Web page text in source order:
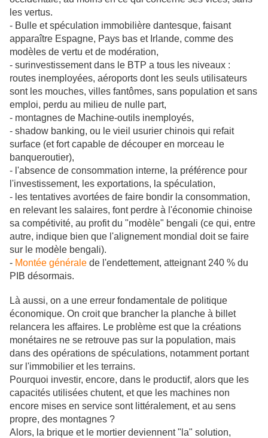
les vertus.
- Bulle et spéculation immobilière dantesque, faisant
apparaître Espagne, Pays bas et Irlande, comme des
modèles de vertu et de modération,
- surinvestissement dans le BTP a tous les niveaux :
routes inemployées, aéroports dont les seuls utilisateurs
sont les mouches, villes fantômes, sans population et sans
emploi, perdu au milieu de nulle part,
- montagnes de Machine-outils inemployés,
- shadow banking, ou le vieil usurier chinois qui refait
surface (et fort capable de découper en morceau le
banqueroutier),
- l'absence de consommation interne, la préférence pour
l'investissement, les exportations, la spéculation,
- les tentatives avortées de faire bondir la consommation,
en relevant les salaires, font perdre à l'économie chinoise
sa compétivité, au profit du "modèle" bengali (ce qui, entre
autre, indique bien que l'alignement mondial doit se faire
sur le modèle bengali).
- Montée générale de l'endettement, atteignant 240 % du
PIB désormais.
Là aussi, on a une erreur fondamentale de politique
économique. On croit que brancher la planche à billet
relancera les affaires. Le problème est que la créations
monétaires ne se retrouve pas sur la population, mais
dans des opérations de spéculations, notamment portant
sur l'immobilier et les terrains.
Pourquoi investir, encore, dans le productif, alors que les
capacités utilisées chutent, et que les machines non
encore mises en service sont littéralement, et au sens
propre, des montagnes ?
Alors, la brique et le mortier deviennent "la" solution,